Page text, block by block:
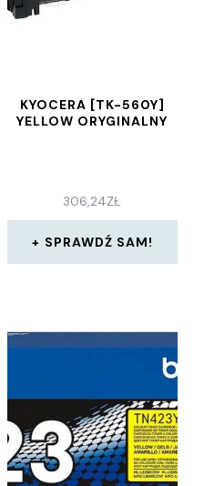
KYOCERA [TK-560Y]
YELLOW ORYGINALNY
306,24ZŁ
SPRAWDŹ SAM!